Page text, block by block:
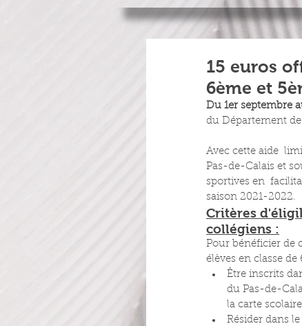
15 euros
6ème et
Du 1er septembre
du Département
Avec cette aide
Pas-de-Calais et
sportives en
saison 2021-2022.
Critères
collégiens :
Pour bénéficier de
élèves en classe
Être inscrits
du Pas-de-
la carte
Résider dans